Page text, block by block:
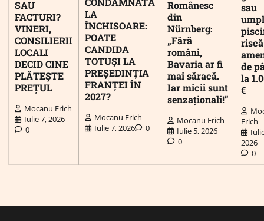
SAU
FACTURI?
VINERI,
CONSILIERII
LOCALI
DECID CINE
PLĂTEȘTE
PREȚUL
Mocanu Erich
Iulie 7, 2026
0
LA
ÎNCHISOARE:
POATE
CANDIDA
TOTUȘI LA
PREȘEDINȚIA
FRANȚEI ÎN
2027?
Mocanu Erich
Iulie 7, 2026
0
Românesc
din
Nürnberg:
„Fără
români,
Bavaria ar fi
mai săracă.
Iar micii sunt
senzaționali!”
Mocanu Erich
Iulie 5, 2026
0
sau
riscă
de
la
€
Erich
2026
0